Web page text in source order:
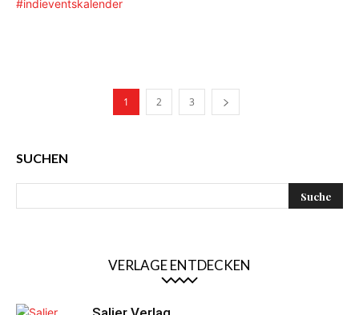
1 2 3
SUCHEN
VERLAGE ENTDECKEN